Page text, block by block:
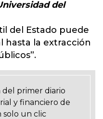
del
del Estado puede
hasta la extracción
del primer diario
y financiero de
solo un clic